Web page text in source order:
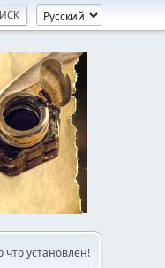
что установлен!